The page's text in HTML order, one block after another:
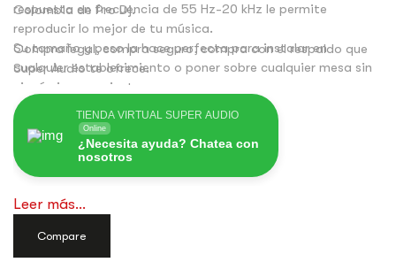
respuesta en frecuencia de 55 Hz-20 kHz le permite
reproducir lo mejor de tu música.
Su tamaño y peso la hace perfecta para instalar en
cualquier establecimiento o poner sobre cualquier mesa sin
ningún inconveniente.
Con Pro Dj consigue potencia y calidad al mejor precio.
Colombia de Pro Dj.
Compra legal, compra seguro, compra con el respaldo que
Super Audio te ofrece.
TIENDA VIRTUAL SUPER AUDIO
Online
¿Necesita ayuda? Chatea con
nosotros
Leer más...
Compare